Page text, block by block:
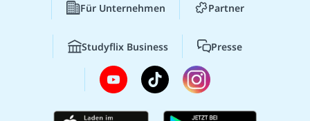
Für Unternehmen Partner
Studyflix Business Presse